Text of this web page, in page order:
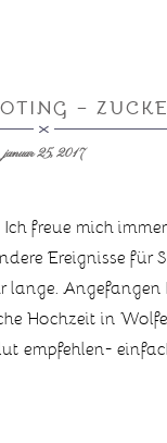
–
januar 25, 2017
Ich freue mich
Ereignisse
lange.
Hochzeit in
empfehlen-